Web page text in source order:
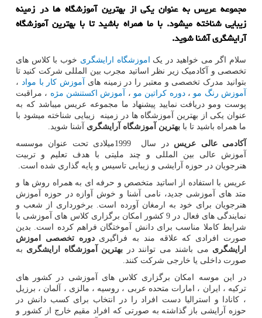
مجموعه عریس به عنوان یكی از بهترین آموزشگاه ها در زمینه
زیبایی شناخته میشود. با ما همراه باشید تا با بهترین آموزشگاه
آرایشگری آشنا شوید.
سلام اگر می خواهید در یک اموزشگاه ارایشگری خوب با کلاس های
تخصصی و آکادمیک زیر نظر اساتید مجرب بین المللی شرکت کنید تا
بتوانید مدرک تخصصی و معتبر را در زمینه های
آموزش کار با مواد ،
آموزش رنگ مو ،دوره کراتین مو ، آموزش اکستنشن مژه ، مراقبت
پوست ومو دریافت نمایید پیشنهاد ما مجموعه عریس میباشد که به
عنوان یکی از بهترین آموزشگاه ها در زمینه زیبایی شناخته میشود با
ما همراه باشید تا با بهترین آموزشگاه آرایشگری
آشنا شوید.
آکادمی عالی عریس در سال 1999میلادی تحت عنوان موسسه
آموزش عالی بین المللی و چند ملیتی با هدف تعلیم و تربیت
هنرجویان در حوزه آرایشی و زیبایی تاسیس و پایه گذاری شده است.
عریس با استفاده از اساتید متخصص و حرفه ای به همراه روش ها و
متد های آموزشی جدید، نامی آشنا و خوش آوازه در حوزه آموزش
هنرجویان برای خود به ارمغان آورده است. برخورداری از شعب و
نمایندگی های فعال در 9 کشور امکان برگزاری کلاس های آموزشی با
شرایط کاملا مناسب برای دانش آموختگان فراهم کرده است. بدین
صورت افرادی که علاقه مند به فراگیریدوره تخصصی اموزش
ارایشگری می باشند می توانند در بهترین آموزشگاه ارایشگری به
صورت داخلی یا خارجی شرکت کنند.
در این موسه امکان برگزاری کلاس های آموزشی در کشور های
ترکیه ، ایران ، امارات متحده عربی ، روسیه ، مالزی ، آلمان ، برزیل
، کانادا و استرالیا دست افراد را در انتخاب برای کسب دانش در
حوزه آرایشی باز گذاشته به صورتی که افراد مقیم خارج از کشور و